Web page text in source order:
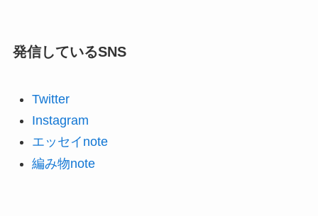
発信しているSNS
Twitter
Instagram
エッセイnote
編み物note